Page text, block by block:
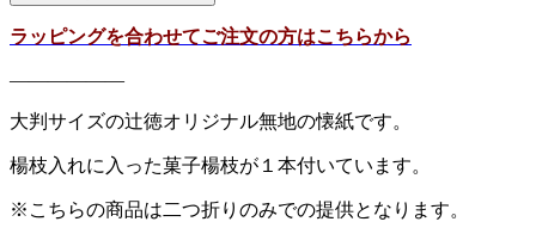
ラッピングを合わせてご注文の方はこちらから
——————
大判サイズの辻徳オリジナル無地の懐紙です。
楊枝入れに入った菓子楊枝が１本付いています。
※こちらの商品は二つ折りのみでの提供となります。